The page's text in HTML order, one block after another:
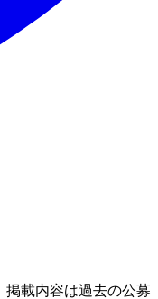
掲載内容は過去の公募